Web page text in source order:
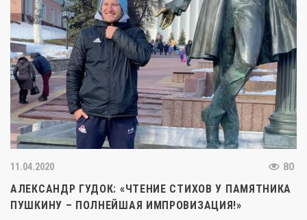
11.04.2020 80
АЛЕКСАНДР ГУДОК: «ЧТЕНИЕ СТИХОВ У ПАМЯТНИКА
ПУШКИНУ – ПОЛНЕЙШАЯ ИМПРОВИЗАЦИЯ!»